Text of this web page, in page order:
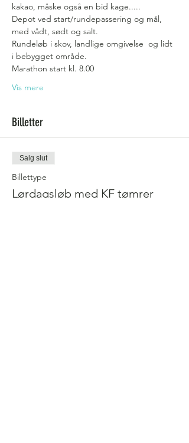
kakao, måske også en bid kage.....
Depot ved start/rundepassering og mål,
med vådt, sødt og salt.
Rundeløb i skov, landlige omgivelse  og lidt
i bebygget område.
Marathon start kl. 8.00
Vis mere
Billetter
Salg slut
Billettype
Lørdagsløb med KF tømrer